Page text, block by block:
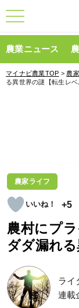
農業ニュース
マイナビ農業TOP > 農
る異世界の謎【転生レベ
農家ライフ
+5
農村にプ
ダダ漏れる
ライ
連載